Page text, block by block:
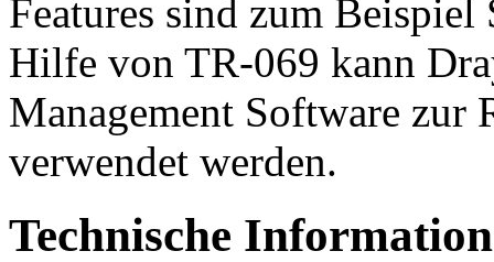
Features sind zum
Hilfe von TR-069 kann
Management Software zur
verwendet werden.
Technische